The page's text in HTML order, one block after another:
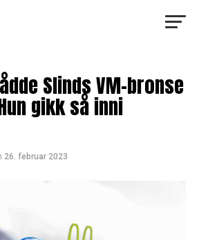
Slinds VM-bronse
gikk så inni
26. februar 2023